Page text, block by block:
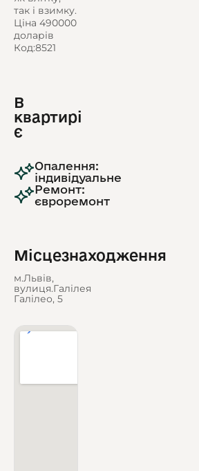
так і взимку.
Ціна 490000
доларів
Код:8521
В
квартирі
є
Опалення:
індивідуальне
Ремонт:
євроремонт
Місцезнаходження
м.Львів,
вулиця.Галілея
Галілео, 5